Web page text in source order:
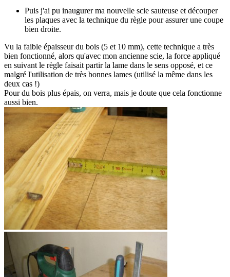
Puis j'ai pu inaugurer ma nouvelle scie sauteuse et découper
les plaques avec la technique du règle pour assurer une coupe
bien droite.
Vu la faible épaisseur du bois (5 et 10 mm), cette technique a très
bien fonctionné, alors qu'avec mon ancienne scie, la force appliqué
en suivant le règle faisait partir la lame dans le sens opposé, et ce
malgré l'utilisation de très bonnes lames (utilisé la même dans les
deux cas !)
Pour du bois plus épais, on verra, mais je doute que cela fonctionne
aussi bien.